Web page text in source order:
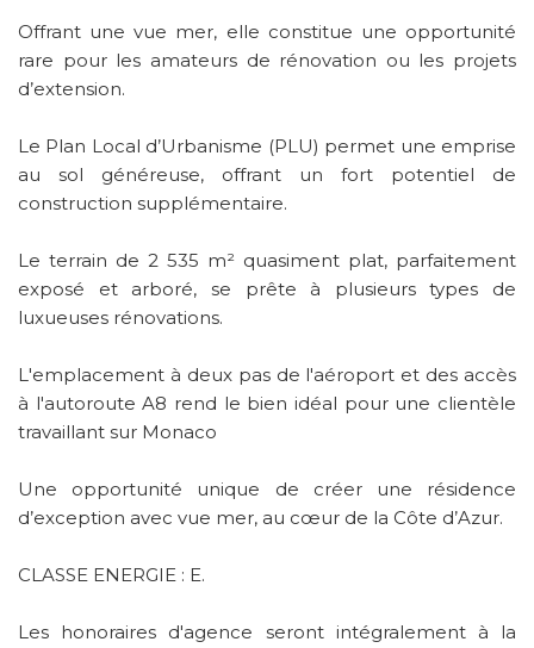
Offrant une vue mer, elle constitue une opportunité
rare pour les amateurs de rénovation ou les projets
d’extension.
Le Plan Local d’Urbanisme (PLU) permet une emprise
au sol généreuse, offrant un fort potentiel de
construction supplémentaire.
Le terrain de 2 535 m² quasiment plat, parfaitement
exposé et arboré, se prête à plusieurs types de
luxueuses rénovations.
L'emplacement à deux pas de l'aéroport et des accès
à l'autoroute A8 rend le bien idéal pour une clientèle
travaillant sur Monaco
Une opportunité unique de créer une résidence
d’exception avec vue mer, au cœur de la Côte d’Azur.
CLASSE ENERGIE : E.
Les honoraires d'agence seront intégralement à la